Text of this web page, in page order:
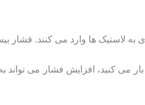
به لاستیک ها وارد می کنند.
می کنید، افزایش فشار می تواند